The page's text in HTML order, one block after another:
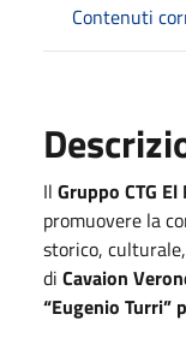
Contenuti
Il Gruppo CTG El
promuovere la
storico,
di Cavaion
“Eugenio